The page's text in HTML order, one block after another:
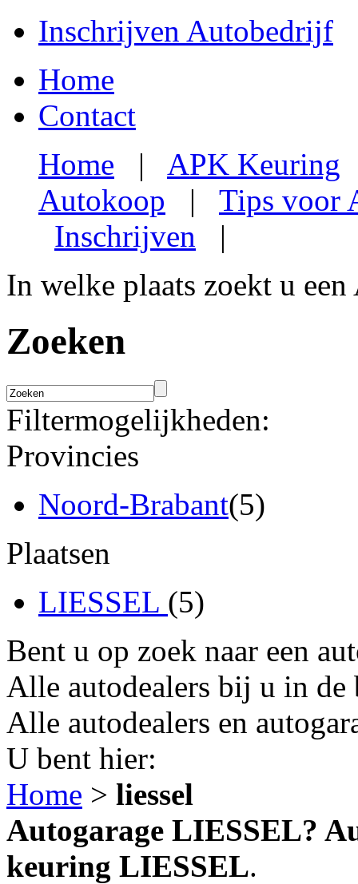
Inschrijven Autobedrijf
Home
Contact
Home | APK Keuring
Autokoop | Tips voor
Inschrijven |
In welke plaats zoekt u
Zoeken
Filtermogelijkheden:
Provincies
Noord-Brabant(5)
Plaatsen
LIESSEL (5)
Bent u op zoek naar een
Alle autodealers bij u in
Alle autodealers en
U bent hier:
Home > liessel
Autogarage LIESSEL?
keuring LIESSEL.